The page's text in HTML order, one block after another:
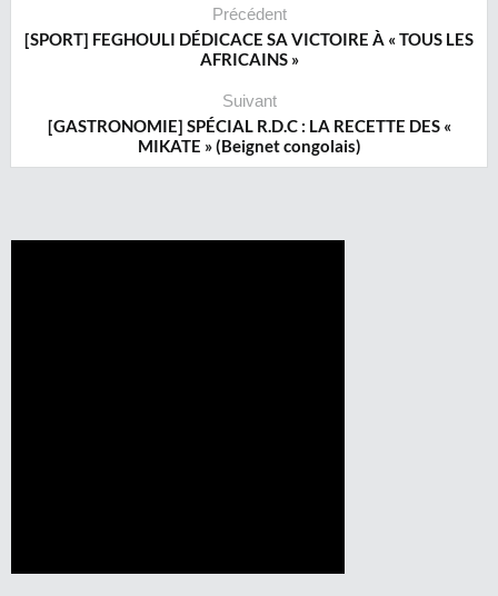
Précédent
[SPORT] FEGHOULI DÉDICACE SA VICTOIRE À « TOUS LES
AFRICAINS »
Suivant
[GASTRONOMIE] SPÉCIAL R.D.C : LA RECETTE DES «
MIKATE » (Beignet congolais)